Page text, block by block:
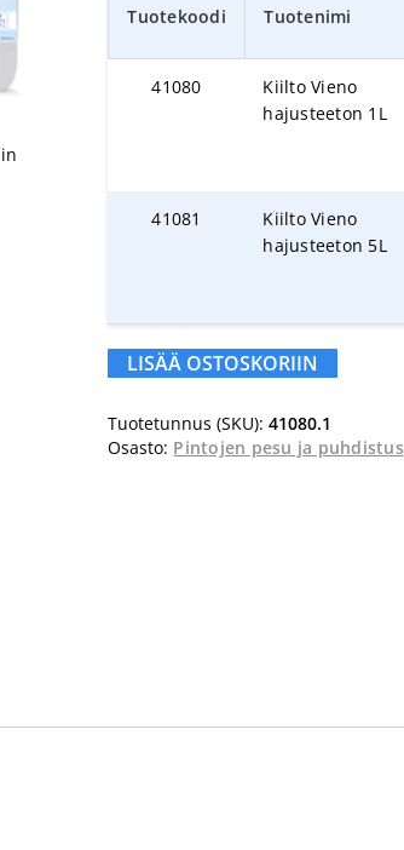
Tuotekoodi Tuotenimi
41080
Kiilto Vieno
hajusteeton 1L
41081
Kiilto Vieno
hajusteeton 5L
LISÄÄ OSTOSKORIIN
Tuotetunnus (SKU):41080.1
Osasto: Pintojen pesu ja puhdistus